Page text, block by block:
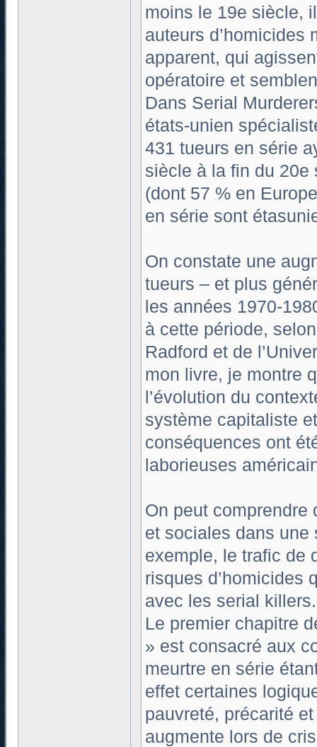
moins le 19e siècle,
auteurs
apparent, qui
opératoire et
Dans Serial
états-unien
431 tueurs en série
siècle à la fin du 20e
(dont 57 % en
en série sont
On constate une
tueurs – et plus
les années 1970-
à cette période,
Radford et de
mon livre, je montre
l’évolution du
système capitaliste
conséquences ont
laborieuses
On peut comprendre
et sociales dans une
exemple, le trafic de
risques d’homicides
avec les serial
Le premier chapitre
» est consacré aux
meurtre en série
effet certaines
pauvreté, précarité
augmente lors de